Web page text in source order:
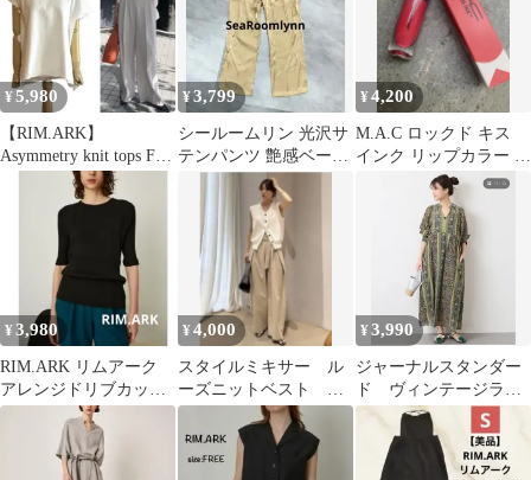
¥ 5,980
【RIM.ARK】
Asymmetry knit tops F
¥3,799
シールームリン 光沢サ
テンパンツ 艶感ベージ
ュ M 新品
¥4,200
M.A.C ロックド キス
インク リップカラー グ
レイシャス
¥3,980
RIM.ARK リムアーク
アレンジドリブカット
ソー ブラック 五分袖
¥4,000
スタイルミキサー ル
ーズニットベスト ホ
ワイト
¥3,990
ジャーナルスタンダー
ド ヴィンテージライ
クフラワーワンピース